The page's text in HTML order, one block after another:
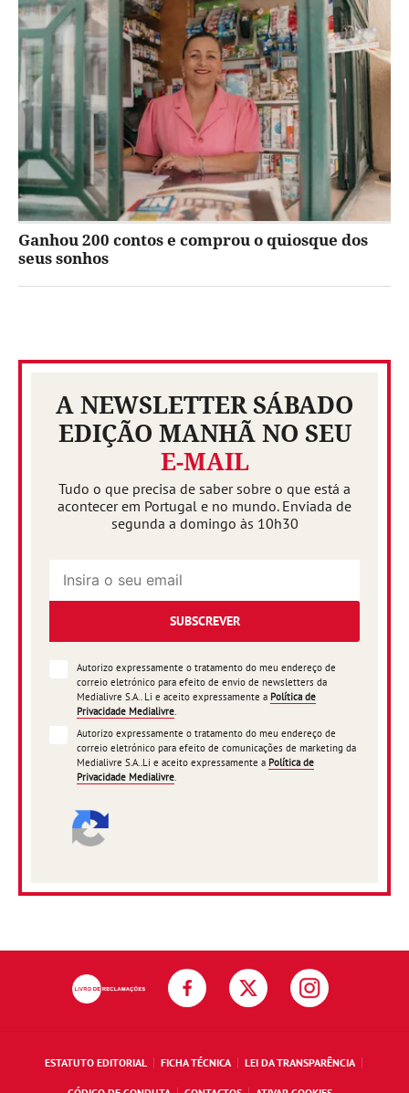
Ganhou 200 contos e comprou o quiosque dos
seus sonhos
A NEWSLETTER SÁBADO
EDIÇÃO MANHÃ NO SEU
E-MAIL
Tudo o que precisa de saber sobre o que está a
acontecer em Portugal e no mundo. Enviada de
segunda a domingo às 10h30
SUBSCREVER
Autorizo expressamente o tratamento do meu endereço de
correio eletrónico para efeito de envio de newsletters da
Medialivre S.A.. Li e aceito expressamente a Política de
Privacidade Medialivre.
Autorizo expressamente o tratamento do meu endereço de
correio eletrónico para efeito de comunicações de marketing da
Medialivre S.A..Li e aceito expressamente a Política de
Privacidade Medialivre.
ESTATUTO EDITORIAL FICHA TÉCNICA LEI DA TRANSPARÊNCIA